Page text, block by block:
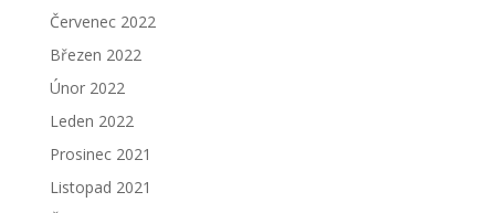
Červenec 2022
Březen 2022
Únor 2022
Leden 2022
Prosinec 2021
Listopad 2021